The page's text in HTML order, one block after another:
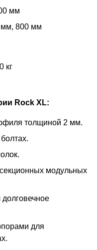
мм
мм, 800 мм
кг
Rock XL:
толщиной 2 мм.
модульных
для